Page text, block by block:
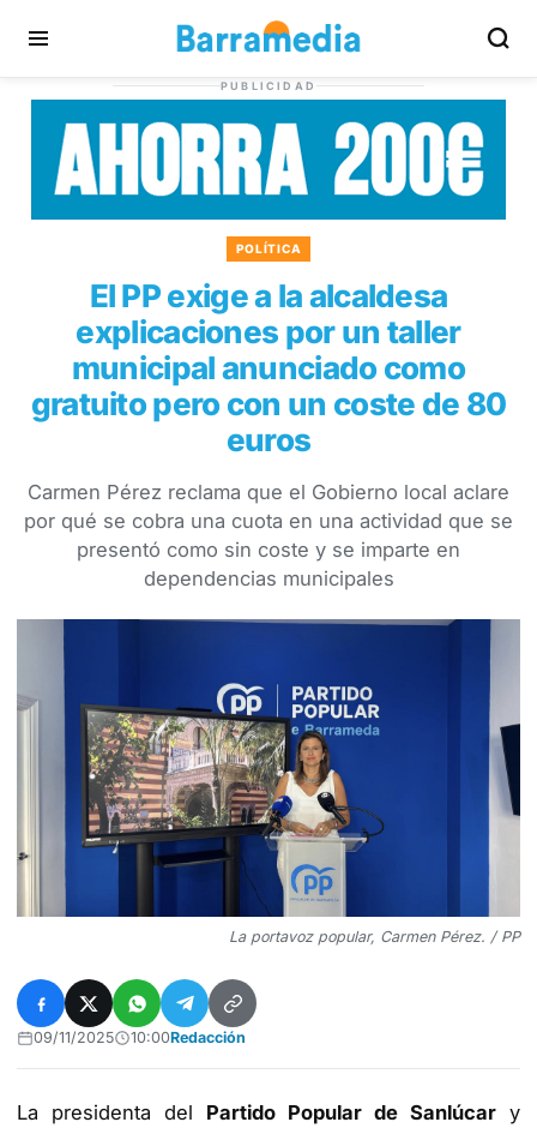
PUBLICIDAD
POLÍTICA
El PP exige a la alcaldesa
explicaciones por un taller
municipal anunciado como
gratuito pero con un coste de 80
euros
Carmen Pérez reclama que el Gobierno local aclare
por qué se cobra una cuota en una actividad que se
presentó como sin coste y se imparte en
dependencias municipales
La portavoz popular, Carmen Pérez. / PP
09/11/2025 10:00Redacción
La presidenta del Partido Popular de Sanlúcar y